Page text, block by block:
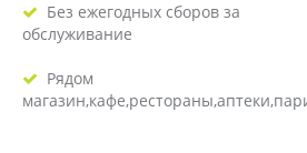
Без ежегодных сборов за
обслуживание
Рядом